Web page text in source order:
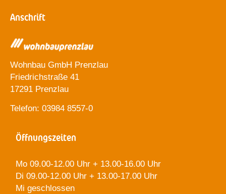
Anschrift
Wohnbau GmbH Prenzlau
Friedrichstraße 41
17291 Prenzlau
Telefon: 03984 8557-0
Öffnungszeiten
Mo 09.00-12.00 Uhr + 13.00-16.00 Uhr
Di 09.00-12.00 Uhr + 13.00-17.00 Uhr
Mi geschlossen